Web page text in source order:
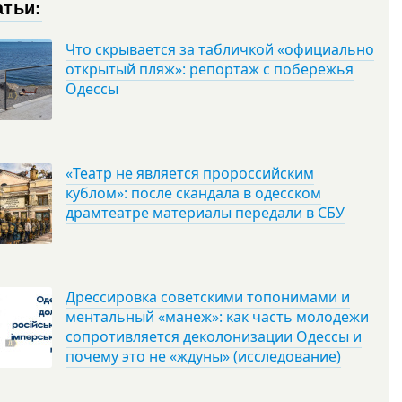
Что скрывается за табличкой «официально
открытый пляж»: репортаж с побережья
Одессы
«Театр не является пророссийским
кублом»: после скандала в одесском
драмтеатре материалы передали в СБУ
Дрессировка советскими топонимами и
ментальный «манеж»: как часть молодежи
сопротивляется деколонизации Одессы и
почему это не «ждуны» (исследование)